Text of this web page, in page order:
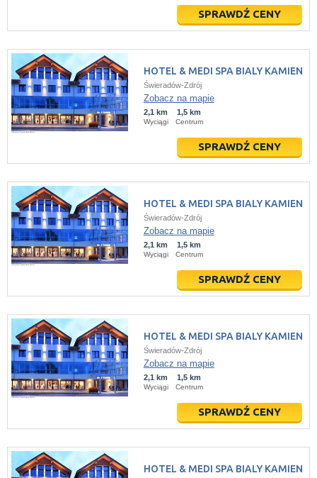
SPRAWDŹ CENY
HOTEL & MEDI SPA BIALY KAMIEN
Świeradów-Zdrój
Zobacz na mapie
2,1 km
Wyciągi
1,5 km
Centrum
SPRAWDŹ CENY
HOTEL & MEDI SPA BIALY KAMIEN
Świeradów-Zdrój
Zobacz na mapie
2,1 km
Wyciągi
1,5 km
Centrum
SPRAWDŹ CENY
HOTEL & MEDI SPA BIALY KAMIEN
Świeradów-Zdrój
Zobacz na mapie
2,1 km
Wyciągi
1,5 km
Centrum
SPRAWDŹ CENY
HOTEL & MEDI SPA BIALY KAMIEN